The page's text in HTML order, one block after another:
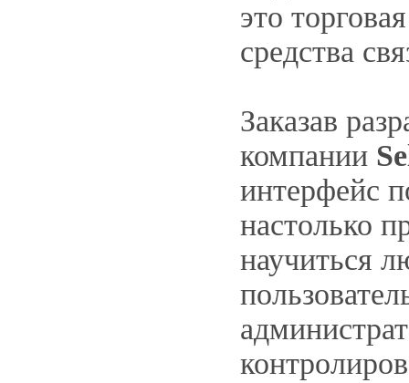
это
средства
Заказав
компании
интерфейс
настолько
научиться